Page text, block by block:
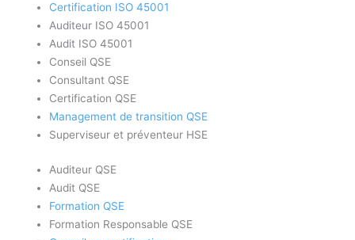
Certification ISO 45001
Auditeur ISO 45001
Audit ISO 45001
Conseil QSE
Consultant QSE
Certification QSE
Management de transition QSE
Superviseur et préventeur HSE
Auditeur QSE
Audit QSE
Formation QSE
Formation Responsable QSE